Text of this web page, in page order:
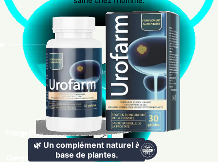
🌿 Un complément naturel à
base de plantes.